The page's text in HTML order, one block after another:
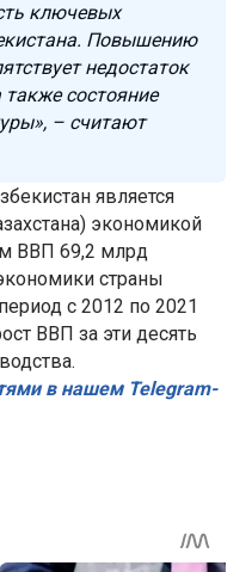
ключевых
Повышению
недостаток
также состояние
– считают
является
экономикой
ВВП 69,2 млрд
страны
с 2012 по 2021
ВВП за эти десять
в нашем Telegram-